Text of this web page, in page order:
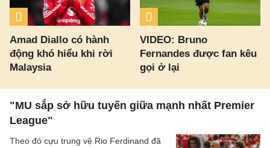
Amad Diallo có hành
động khó hiểu khi rời
Malaysia
VIDEO: Bruno
Fernandes được fan kêu
gọi ở lại
"MU sắp sở hữu tuyến giữa mạnh nhất Premier
League"
Theo đó cựu trung vệ Rio Ferdinand đã